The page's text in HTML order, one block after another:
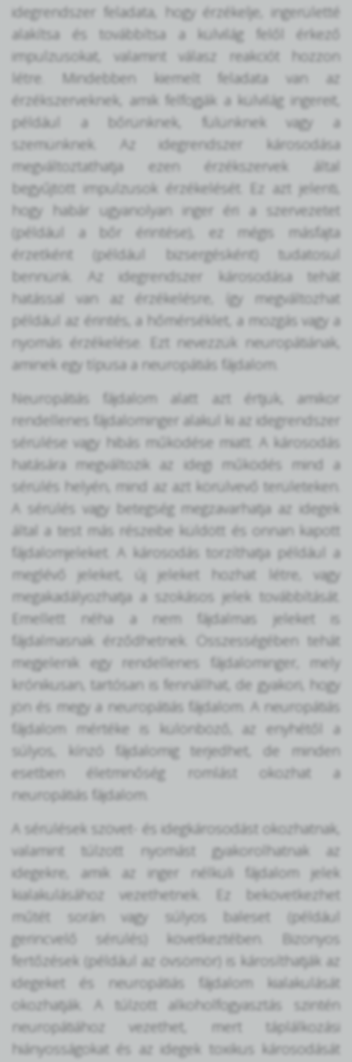
idegrendszer feladata, hogy érzékelje, ingerületté
alakítsa és továbbítsa a külvilág felől érkező
impulzusokat, valamint válasz reakciót hozzon
létre. Mindebben kiemelt feladata van az
érzékszerveknek, amik felfogják a külvilág ingereit,
például a bőrünknek, fülünknek vagy a
szemünknek. Az idegrendszer károsodása
megváltoztathatja ezen érzékszervek által
begyűjtött impulzusok érzékelését. Ez azt jelenti,
hogy habár ugyanolyan inger éri a szervezetet
(például a bőr érintése), ez mégis másfajta
érzetként (például bizsergésként) tudatosul
bennünk. Az idegrendszer károsodása tehát
hatással van az érzékelésre, így megváltozhat
például az érintés, a hőmérséklet, a mozgás vagy a
nyomás érzékelése. Ezt nevezzük neuropátiának,
aminek egy típusa a neuropátiás fájdalom.
Neuropátiás fájdalom alatt azt értjük, amikor
rendellenes fájdalominger alakul ki az idegrendszer
sérülése vagy hibás működése miatt. A károsodás
hatására megváltozik az idegi működés mind a
sérülés helyén, mind az azt körülvevő területeken.
A sérülés vagy betegség megzavarhatja az idegek
által a test más részeibe küldött és onnan kapott
fájdalomjeleket. A károsodás torzíthatja például a
meglévő jeleket, új jeleket hozhat létre, vagy
megakadályozhatja a szokásos jelek továbbítását.
Emellett néha a nem fájdalmas jeleket is
fájdalmasnak érződhetnek. Összességében tehát
megjelenik egy rendellenes fájdalominger, mely
krónikusan, tartósan is fennállhat, de gyakori, hogy
jön és megy a neuropátiás fájdalom. A neuropátiás
fájdalom mértéke is különböző, az enyhétől a
súlyos, kínzó fájdalomig terjedhet, de minden
esetben életminőség romlást okozhat a
neuropátiás fájdalom.
A sérülések szövet- és idegkárosodást okozhatnak,
valamint túlzott nyomást gyakorolhatnak az
idegekre, amik az inger nélküli fájdalom jelek
kialakulásához vezethetnek. Ez bekövetkezhet
műtét során vagy súlyos baleset (például
gerincvelő sérülés) következtében. Bizonyos
fertőzések (például az övsömör) is károsíthatják az
idegeket és neuropátiás fájdalom kialakulását
okozhatják. A túlzott alkoholfogyasztás szintén
neuropátiához vezethet, mert táplálkozási
hiányosságokat és az idegek toxikus károsodását